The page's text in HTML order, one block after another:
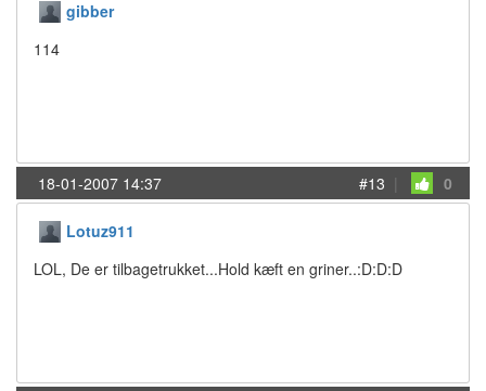
gibber
114
18-01-2007 14:37 #13 | 0
Lotuz911
LOL, De er tilbagetrukket...Hold kæft en griner..:D:D:D